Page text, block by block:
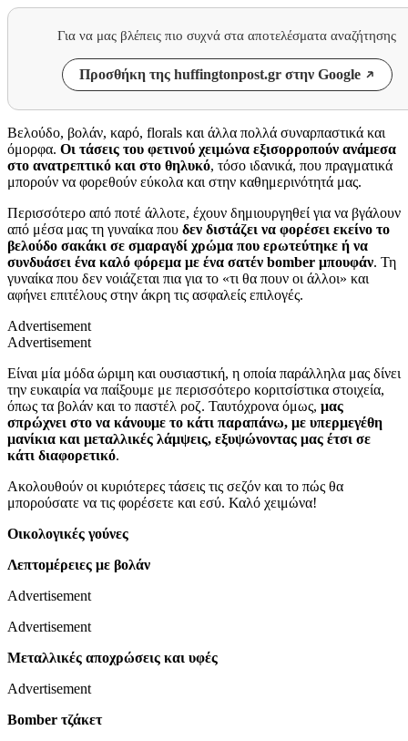
Για να μας βλέπεις πιο συχνά στα αποτελέσματα αναζήτησης
Προσθήκη της huffingtonpost.gr στην Google
Βελούδο, βολάν, καρό, florals και άλλα πολλά συναρπαστικά και
όμορφα. Οι τάσεις του φετινού χειμώνα εξισορροπούν ανάμεσα
στο ανατρεπτικό και στο θηλυκό, τόσο ιδανικά, που πραγματικά
μπορούν να φορεθούν εύκολα και στην καθημερινότητά μας.
Περισσότερο από ποτέ άλλοτε, έχουν δημιουργηθεί για να βγάλουν
από μέσα μας τη γυναίκα που δεν διστάζει να φορέσει εκείνο το
βελούδο σακάκι σε σμαραγδί χρώμα που ερωτεύτηκε ή να
συνδυάσει ένα καλό φόρεμα με ένα σατέν bomber μπουφάν. Τη
γυναίκα που δεν νοιάζεται πια για το «τι θα πουν οι άλλοι» και
αφήνει επιτέλους στην άκρη τις ασφαλείς επιλογές.
Advertisement
Advertisement
Είναι μία μόδα ώριμη και ουσιαστική, η οποία παράλληλα μας δίνει
την ευκαιρία να παίξουμε με περισσότερο κοριτσίστικα στοιχεία,
όπως τα βολάν και το παστέλ ροζ. Ταυτόχρονα όμως, μας
σπρώχνει στο να κάνουμε το κάτι παραπάνω, με υπερμεγέθη
μανίκια και μεταλλικές λάμψεις, εξυψώνοντας μας έτσι σε
κάτι διαφορετικό.
Ακολουθούν οι κυριότερες τάσεις τις σεζόν και το πώς θα
μπορούσατε να τις φορέσετε και εσύ. Καλό χειμώνα!
Οικολογικές γούνες
Λεπτομέρειες με βολάν
Advertisement
Advertisement
Μεταλλικές αποχρώσεις και υφές
Advertisement
Bomber τζάκετ